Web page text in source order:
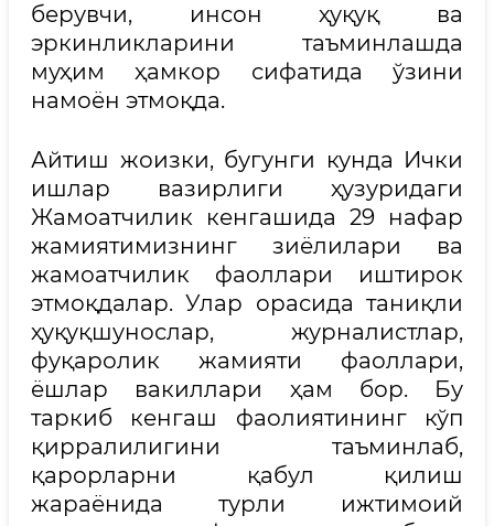
берувчи, инсон ҳуқуқ ва
эркинликларини таъминлашда
муҳим ҳамкор сифатида ўзини
намоён этмоқда.
Айтиш жоизки, бугунги кунда Ички
ишлар вазирлиги ҳузуридаги
Жамоатчилик кенгашида 29 нафар
жамиятимизнинг зиёлилари ва
жамоатчилик фаоллари иштирок
этмоқдалар. Улар орасида таниқли
ҳуқуқшунослар, журналистлар,
фуқаролик жамияти фаоллари,
ёшлар вакиллари ҳам бор. Бу
таркиб кенгаш фаолиятининг кўп
қирралилигини таъминлаб,
қарорларни қабул қилиш
жараёнида турли ижтимоий